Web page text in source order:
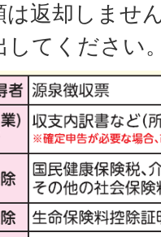
返却しませ
してください